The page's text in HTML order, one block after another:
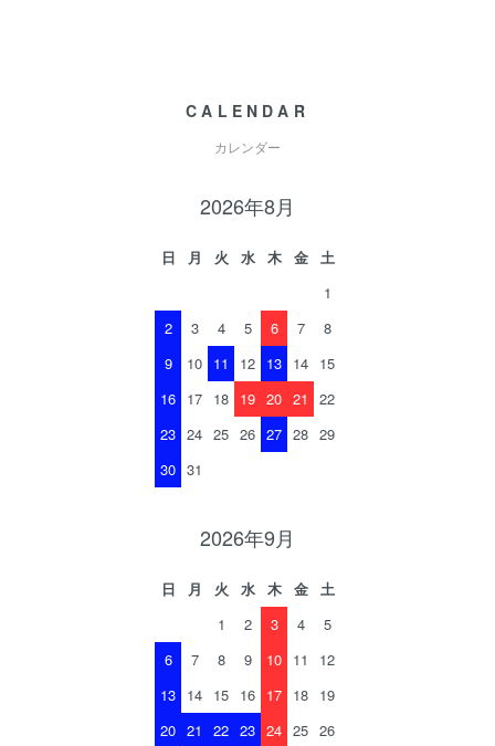
CALENDAR
カレンダー
2026年8月
日 月 火 水 木 金
土
1
2
3 4 5 6 7
8
9
10 11 12 13 14 15
16 17 18 19 20 21
22
23 24 25 26 27 28 29
30 31
2026年9月
日 月 火 水 木 金
土
1
2 3 4
5
6
7 8 9 10 11
12
13 14 15 16 17 18 19
20 21 22 23 24 25 26